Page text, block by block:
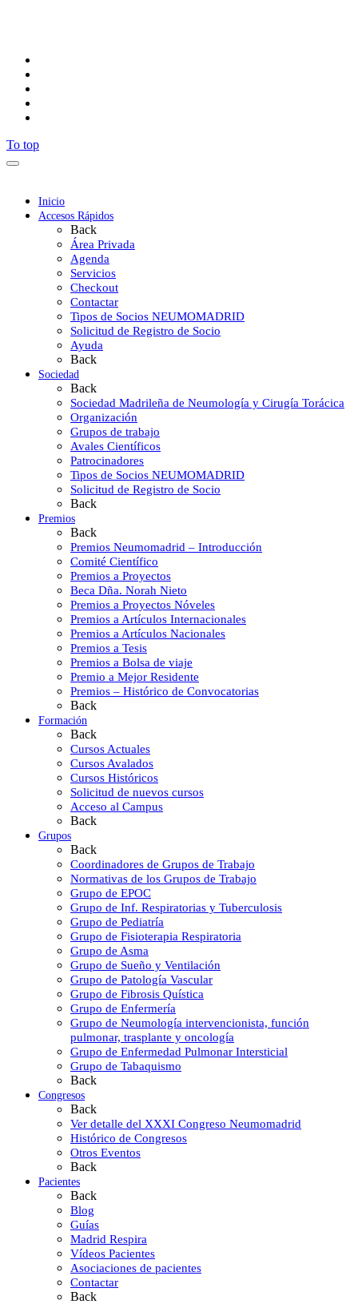
To top
Inicio
Accesos Rápidos
Back
Área Privada
Agenda
Servicios
Checkout
Contactar
Tipos de Socios NEUMOMADRID
Solicitud de Registro de Socio
Ayuda
Back
Sociedad
Back
Sociedad Madrileña de Neumología y Cirugía Torácica
Organización
Grupos de trabajo
Avales Científicos
Patrocinadores
Tipos de Socios NEUMOMADRID
Solicitud de Registro de Socio
Back
Premios
Back
Premios Neumomadrid – Introducción
Comité Científico
Premios a Proyectos
Beca Dña. Norah Nieto
Premios a Proyectos Nóveles
Premios a Artículos Internacionales
Premios a Artículos Nacionales
Premios a Tesis
Premios a Bolsa de viaje
Premio a Mejor Residente
Premios – Histórico de Convocatorias
Back
Formación
Back
Cursos Actuales
Cursos Avalados
Cursos Históricos
Solicitud de nuevos cursos
Acceso al Campus
Back
Grupos
Back
Coordinadores de Grupos de Trabajo
Normativas de los Grupos de Trabajo
Grupo de EPOC
Grupo de Inf. Respiratorias y Tuberculosis
Grupo de Pediatría
Grupo de Fisioterapia Respiratoria
Grupo de Asma
Grupo de Sueño y Ventilación
Grupo de Patología Vascular
Grupo de Fibrosis Quística
Grupo de Enfermería
Grupo de Neumología intervencionista, función
pulmonar, trasplante y oncología
Grupo de Enfermedad Pulmonar Intersticial
Grupo de Tabaquismo
Back
Congresos
Back
Ver detalle del XXXI Congreso Neumomadrid
Histórico de Congresos
Otros Eventos
Back
Pacientes
Back
Blog
Guías
Madrid Respira
Vídeos Pacientes
Asociaciones de pacientes
Contactar
Back